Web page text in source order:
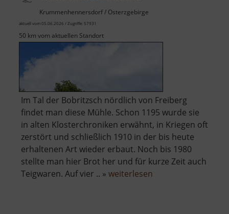
Krummenhennersdorf / Osterzgebirge
aktuell vom 05.06.2026 / Zugriffe: 57931
50 km vom aktuellen Standort
Im Tal der Bobritzsch nördlich von Freiberg
findet man diese Mühle. Schon 1195 wurde sie
in alten Klosterchroniken erwähnt, in Kriegen oft
zerstört und schließlich 1910 in der bis heute
erhaltenen Art wieder erbaut. Noch bis 1980
stellte man hier Brot her und für kurze Zeit auch
Teigwaren. Auf vier .. » weiterlesen